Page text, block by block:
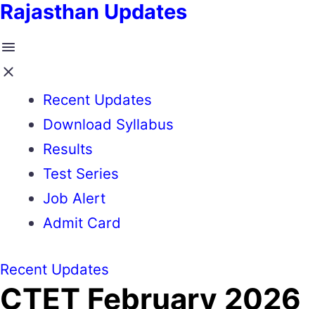
Rajasthan Updates
Recent Updates
Download Syllabus
Results
Test Series
Job Alert
Admit Card
Recent Updates
CTET February 2026